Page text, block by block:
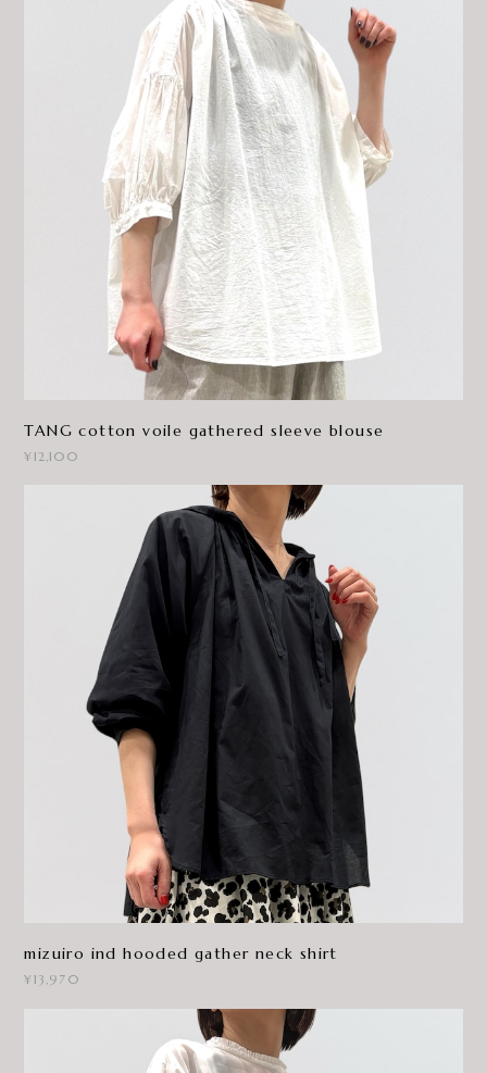
TANG cotton voile gathered sleeve blouse
¥12,100
mizuiro ind hooded gather neck shirt
¥13,970